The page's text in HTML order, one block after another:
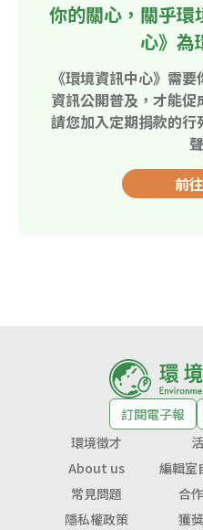
你的關心，關乎
心》為
《環境資訊中心》需
資訊公開普及，才能
請您加入定期捐款的
前
訂閱電子報
環境徵才
About us
編輯室
常見問題
合
隱私權政策
獲